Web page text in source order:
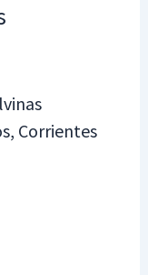
Corrientes